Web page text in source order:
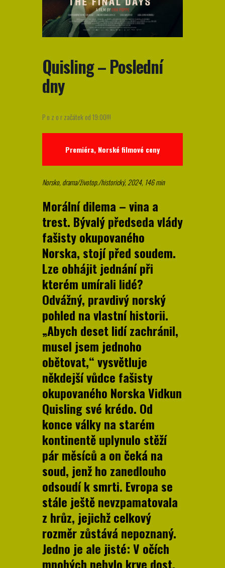
Quisling – Poslední
dny
P o z o r začátek od 19:00!!!
Premiéra, Norské filmové ceny
Norsko, drama/životop./historický, 2024, 146 min
Morální dilema – vina a
trest. Bývalý předseda vlády
fašisty okupovaného
Norska, stojí před soudem.
Lze obhájit jednání při
kterém umírali lidé?
Odvážný, pravdivý norský
pohled na vlastní historii.
„Abych deset lidí zachránil,
musel jsem jednoho
obětovat,“ vysvětluje
někdejší vůdce fašisty
okupovaného Norska Vidkun
Quisling své krédo. Od
konce války na starém
kontinentě uplynulo stěží
pár měsíců a on čeká na
soud, jenž ho zanedlouho
odsoudí k smrti. Evropa se
stále ještě nevzpamatovala
z hrůz, jejichž celkový
rozměr zůstává nepoznaný.
Jedno je ale jisté: V očích
mnohých nebylo krve dost.